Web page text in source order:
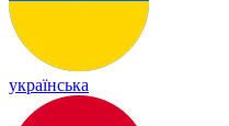
українська